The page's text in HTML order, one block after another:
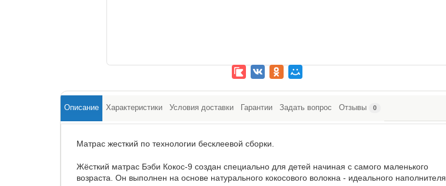
Описание Характеристики Условия доставки Гарантии Задать вопрос Отзывы 0
Матрас жесткий по технологии бесклеевой сборки.
Жёсткий матрас Бэби Кокос-9 создан специально для детей начиная с самого маленького
возраста. Он выполнен на основе натурального кокосового волокна - идеального наполнителя